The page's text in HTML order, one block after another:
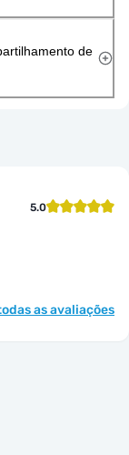
de
5.0
as avaliações